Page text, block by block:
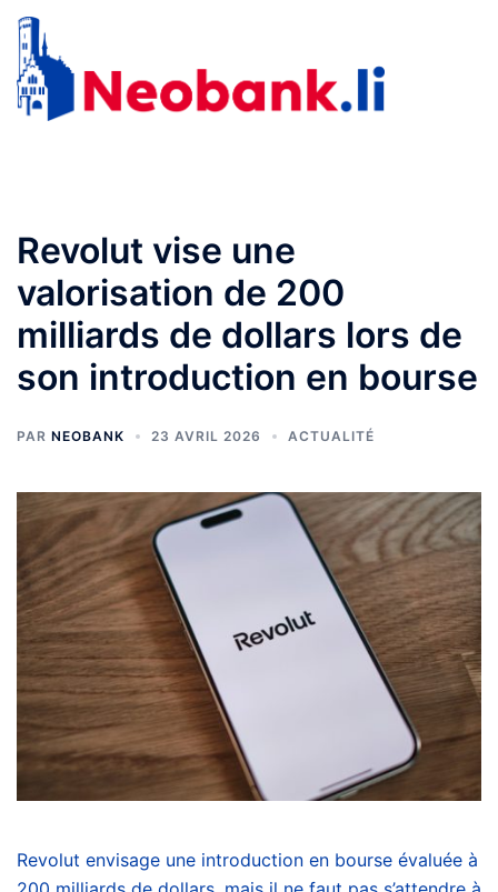
Aller
contenu
Revolut vise une
valorisation de 200
milliards de dollars lors de
son introduction en bourse
PAR NEOBANK 23 AVRIL 2026 ACTUALITÉ
Revolut envisage une introduction en bourse évaluée à